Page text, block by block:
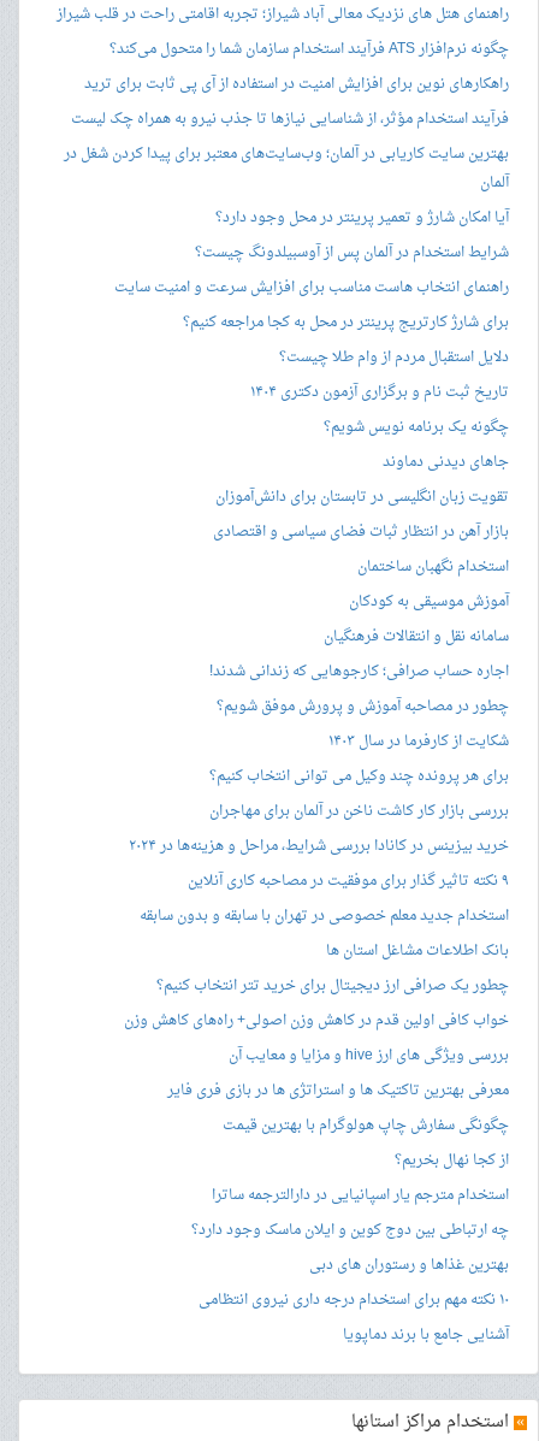
راهنمای هتل های نزدیک معالی آباد شیراز؛ تجربه اقامتی راحت در قلب شیراز
چگونه نرم‌افزار ATS فرآیند استخدام سازمان شما را متحول می‌کند؟
راهکارهای نوین برای افزایش امنیت در استفاده از آی پی ثابت برای ترید
فرآیند استخدام مؤثر، از شناسایی نیازها تا جذب نیرو به همراه چک لیست
بهترین سایت کاریابی در آلمان؛ وب‌سایت‌های معتبر برای پیدا کردن شغل در
آلمان
آیا امکان شارژ و تعمیر پرینتر در محل وجود دارد؟
شرایط استخدام در آلمان پس از آوسبیلدونگ چیست؟
راهنمای انتخاب هاست مناسب برای افزایش سرعت و امنیت سایت
برای شارژ کارتریج پرینتر در محل به کجا مراجعه کنیم؟
دلایل استقبال مردم از وام طلا چیست؟
تاریخ ثبت نام و برگزاری آزمون دکتری ۱۴۰۴
چگونه یک برنامه نویس شویم؟
جاهای دیدنی دماوند
تقویت زبان انگلیسی در تابستان برای دانش‌آموزان
بازار آهن در انتظار ثبات فضای سیاسی و اقتصادی
استخدام نگهبان ساختمان
آموزش موسیقی به کودکان
سامانه نقل و انتقالات فرهنگیان
اجاره حساب صرافی؛ کارجوهایی که زندانی شدند!
چطور در مصاحبه‌ آموزش و پرورش موفق شویم؟
شکایت از کارفرما در سال ۱۴۰۳
برای هر پرونده چند وکیل می توانی انتخاب کنیم؟
بررسی بازار کار کاشت ناخن در آلمان برای مهاجران
خرید بیزینس در کانادا بررسی شرایط، مراحل و هزینه‌ها در ۲۰۲۴
۹ نکته تاثیر گذار برای موفقیت در مصاحبه کاری آنلاین
استخدام جدید معلم خصوصی در تهران با سابقه و بدون سابقه
بانک اطلاعات مشاغل استان ها
چطور یک صرافی ارز دیجیتال برای خرید تتر انتخاب کنیم؟
خواب کافی اولین قدم در کاهش وزن اصولی+ راه‌های کاهش وزن
بررسی ویژگی های ارز hive و مزایا و معایب آن
معرفی بهترین تاکتیک ها و استراتژی ها در بازی فری فایر
چگونگی سفارش چاپ هولوگرام با بهترین قیمت
از کجا نهال بخریم؟
استخدام مترجم یار اسپانیایی در دارالترجمه ساترا
چه ارتباطی بین دوج کوین و ایلان ماسک وجود دارد؟
بهترین غذاها و رستوران های دبی
۱۰ نکته مهم برای استخدام درجه داری نیروی انتظامی
آشنایی جامع با برند دماپویا
» استخدام مراکز استانها